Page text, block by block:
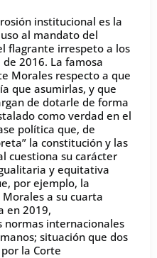
institucional es la
al mandato del
flagrante irrespeto a los
2016. La famosa
Morales respecto a que
que asumirlas, y que
de dotarle de forma
como verdad en el
política que, de
la constitución y las
cuestiona su carácter
y equitativa
por ejemplo, la
a su cuarta
en 2019,
normas internacionales
situación que dos
la Corte